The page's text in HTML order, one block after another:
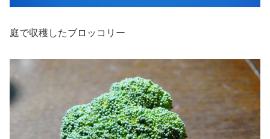
庭で収穫したブロッコリー